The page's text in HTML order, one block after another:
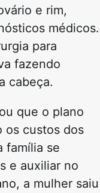
e rim,
médicos.
para
fazendo
cabeça.
que o plano
os custos dos
família se
e auxiliar no
a mulher saiu